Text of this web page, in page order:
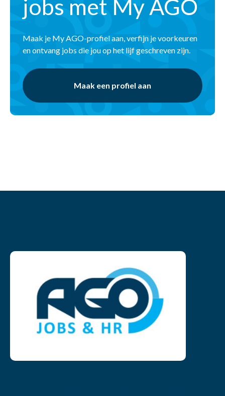
jobs met My AGO
Maak je My AGO-profiel aan, verfijn je voorkeuren
en ontvang jobs die jou op het lijf geschreven zijn.
Maak een profiel aan